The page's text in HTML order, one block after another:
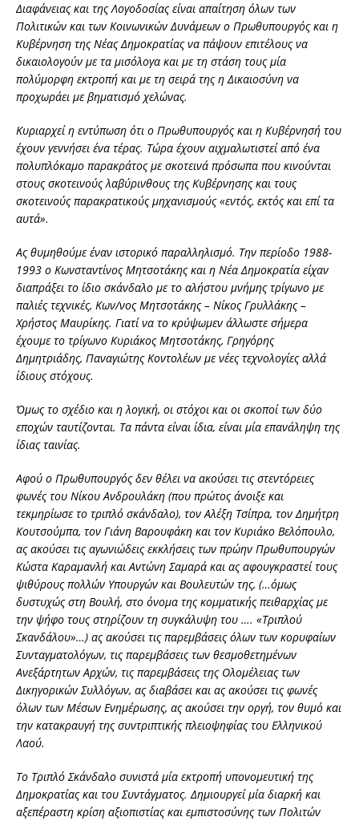
Διαφάνειας και της Λογοδοσίας είναι απαίτηση όλων των
Πολιτικών και των Κοινωνικών Δυνάμεων ο Πρωθυπουργός και η
Κυβέρνηση της Νέας Δημοκρατίας να πάψουν επιτέλους να
δικαιολογούν με τα μισόλογα και με τη στάση τους μία
πολύμορφη εκτροπή και με τη σειρά της η Δικαιοσύνη να
προχωράει με βηματισμό χελώνας.
Κυριαρχεί η εντύπωση ότι ο Πρωθυπουργός και η Κυβέρνησή του
έχουν γεννήσει ένα τέρας. Τώρα έχουν αιχμαλωτιστεί από ένα
πολυπλόκαμο παρακράτος με σκοτεινά πρόσωπα που κινούνται
στους σκοτεινούς λαβύρινθους της Κυβέρνησης και τους
σκοτεινούς παρακρατικούς μηχανισμούς «εντός, εκτός και επί τα
αυτά».
Ας θυμηθούμε έναν ιστορικό παραλληλισμό. Την περίοδο 1988-
1993 ο Κωνσταντίνος Μητσοτάκης και η Νέα Δημοκρατία είχαν
διαπράξει το ίδιο σκάνδαλο με το αλήστου μνήμης τρίγωνο με
παλιές τεχνικές, Κων/νος Μητσοτάκης – Νίκος Γρυλλάκης –
Χρήστος Μαυρίκης. Γιατί να το κρύψωμεν άλλωστε σήμερα
έχουμε το τρίγωνο Κυριάκος Μητσοτάκης, Γρηγόρης
Δημητριάδης, Παναγιώτης Κοντολέων με νέες τεχνολογίες αλλά
ίδιους στόχους.
Όμως το σχέδιο και η λογική, οι στόχοι και οι σκοποί των δύο
εποχών ταυτίζονται. Τα πάντα είναι ίδια, είναι μία επανάληψη της
ίδιας ταινίας.
Αφού ο Πρωθυπουργός δεν θέλει να ακούσει τις στεντόρειες
φωνές του Νίκου Ανδρουλάκη (που πρώτος άνοιξε και
τεκμηρίωσε το τριπλό σκάνδαλο), τον Αλέξη Τσίπρα, τον Δημήτρη
Κουτσούμπα, τον Γιάνη Βαρουφάκη και τον Κυριάκο Βελόπουλο,
ας ακούσει τις αγωνιώδεις εκκλήσεις των πρώην Πρωθυπουργών
Κώστα Καραμανλή και Αντώνη Σαμαρά και ας αφουγκραστεί τους
ψιθύρους πολλών Υπουργών και Βουλευτών της, (…όμως
δυστυχώς στη Βουλή, στο όνομα της κομματικής πειθαρχίας με
την ψήφο τους στηρίζουν τη συγκάλυψη του …. «Τριπλού
Σκανδάλου»…) ας ακούσει τις παρεμβάσεις όλων των κορυφαίων
Συνταγματολόγων, τις παρεμβάσεις των θεσμοθετημένων
Ανεξάρτητων Αρχών, τις παρεμβάσεις της Ολομέλειας των
Δικηγορικών Συλλόγων, ας διαβάσει και ας ακούσει τις φωνές
όλων των Μέσων Ενημέρωσης, ας ακούσει την οργή, τον θυμό και
την κατακραυγή της συντριπτικής πλειοψηφίας του Ελληνικού
Λαού.
Το Τριπλό Σκάνδαλο συνιστά μία εκτροπή υπονομευτική της
Δημοκρατίας και του Συντάγματος. Δημιουργεί μία διαρκή και
αξεπέραστη κρίση αξιοπιστίας και εμπιστοσύνης των Πολιτών